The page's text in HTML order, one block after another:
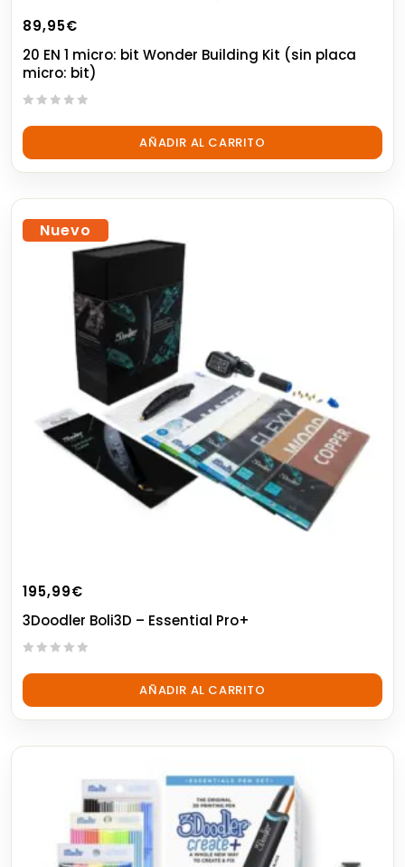
89,95€
20 EN 1 micro: bit Wonder Building Kit (sin placa
micro: bit)
out
AÑADIR AL CARRITO
Nuevo
195,99€
3Doodler Boli3D – Essential Pro+
out
AÑADIR AL CARRITO